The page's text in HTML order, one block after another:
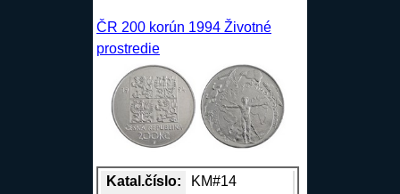
ČR 200 korún 1994 Životné
prostredie
Katal.číslo:
KM#14